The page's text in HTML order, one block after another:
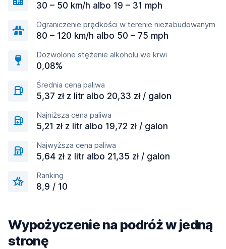
30 – 50 km/h albo 19 – 31 mph
Ograniczenie prędkości w terenie niezabudowanym
80 – 120 km/h albo 50 – 75 mph
Dozwolone stężenie alkoholu we krwi
0,08%
Średnia cena paliwa
5,37 zł z litr albo 20,33 zł / galon
Najniższa cena paliwa
5,21 zł z litr albo 19,72 zł / galon
Najwyższa cena paliwa
5,64 zł z litr albo 21,35 zł / galon
Ranking
8,9 / 10
Wypożyczenie na podróż w jedną
stronę